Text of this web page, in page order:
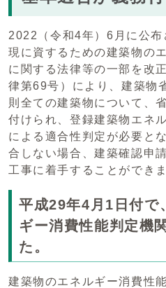
2022（令和4年）6月に公
現に資するための建築物の
に関する法律等の一部を改
律第69号）により、建築物
則全ての建築物について、
付けられ、登録建築物エネ
による適合性判定が必要と
合しない場合、建築確認申
工事に着手することができま
平成29年4月1日付で
ギー消費性能判定機
た。
建築物のエネルギー消費性